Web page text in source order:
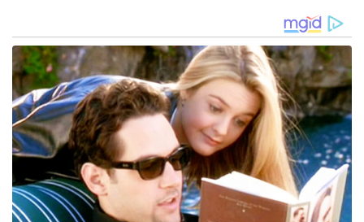
ആഗ്രഹിക്കുന്നുണ്ടെങ്കിൽ അത് ആദ്യം എന്നോട് പറയു.
അവന് ഇംഗ്ലീഷ് അറിയില്ല, അവന് സ്വന്തം മാതൃഭാഷ
മാത്രമേ അറിയൂ”.
തുടർന്ന് സച്ചിൻ തമാശരൂപേണ, “എനിക്ക് തന്നെ
അവനോട് സംസാരിക്കാൻ ബുദ്ധിമുട്ടാണ്. നിനക്ക്
അവനെ ശല്യം ചെയ്യണമെന്നുണ്ടെങ്കിൽ കന്നഡയിൽ
സംസാരിക്കൂ, എങ്കിൽ അവന് മനസ്സിലാകും” എന്ന്
കൂടി കൂട്ടിച്ചേർത്തു.
ഈ മറുപടി കേട്ട അലൻ ഡൊണാൾഡ്